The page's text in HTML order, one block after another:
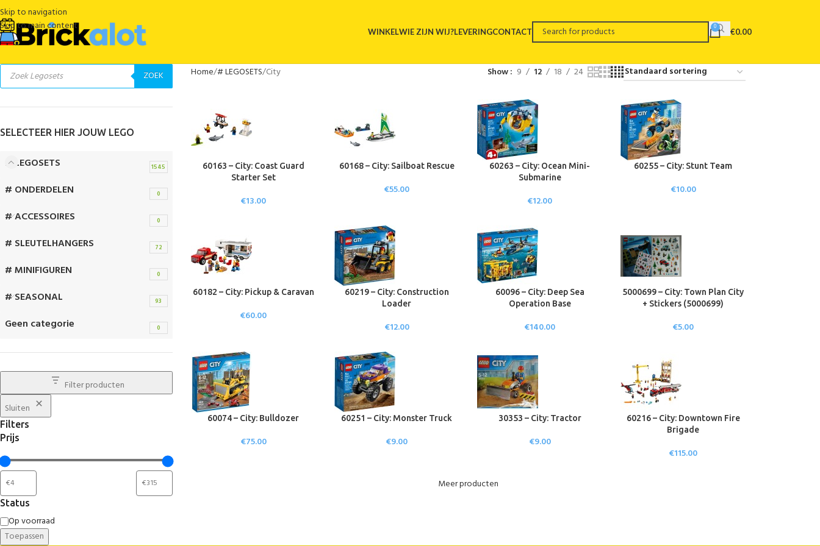
Skip to navigation
Skip to main content
WINKELWIE ZIJN WIJ?LEVERINGCONTACT 0 €0.00
ZOEK
SELECTEER HIER JOUW LEGO
# LEGOSETS 1545
# ONDERDELEN 0
# ACCESSOIRES 0
# SLEUTELHANGERS 72
# MINIFIGUREN 0
# SEASONAL 93
Geen categorie 0
Filter producten
Sluiten
Filters
Prijs
Status
Op voorraad
Toepassen
Home # LEGOSETS City Show 9 12 18 24
60163 – City: Coast Guard
Starter Set
€13.00
60168 – City: Sailboat Rescue
€55.00
60263 – City: Ocean Mini-
Submarine
€12.00
60255 – City: Stunt Team
€10.00
60182 – City: Pickup & Caravan
€60.00
60219 – City: Construction
Loader
€12.00
60096 – City: Deep Sea
Operation Base
€140.00
5000699 – City: Town Plan City
+ Stickers (5000699)
€5.00
60074 – City: Bulldozer
€75.00
60251 – City: Monster Truck
€9.00
30353 – City: Tractor
€9.00
60216 – City: Downtown Fire
Brigade
€115.00
Meer producten